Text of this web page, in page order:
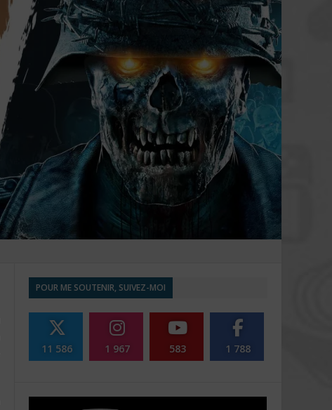
POUR ME SOUTENIR, SUIVEZ-MOI
11 586 1 967 583 1 788